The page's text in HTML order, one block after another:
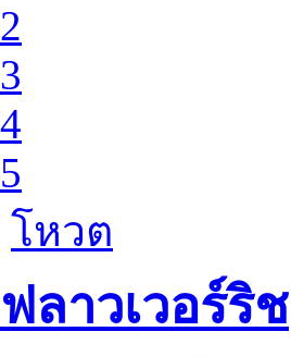
2
3
4
5
โหวต
ฟลาวเวอร์ริช